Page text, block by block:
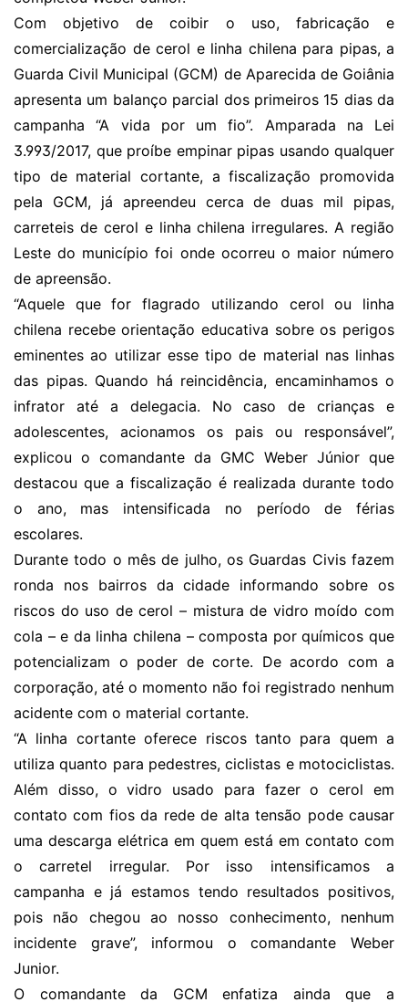
Com objetivo de coibir o uso, fabricação e
comercialização de cerol e linha chilena para pipas, a
Guarda Civil Municipal (GCM) de Aparecida de Goiânia
apresenta um balanço parcial dos primeiros 15 dias da
campanha “A vida por um fio”. Amparada na Lei
3.993/2017, que proíbe empinar pipas usando qualquer
tipo de material cortante, a fiscalização promovida
pela GCM, já apreendeu cerca de duas mil pipas,
carreteis de cerol e linha chilena irregulares. A região
Leste do município foi onde ocorreu o maior número
de apreensão.
“Aquele que for flagrado utilizando cerol ou linha
chilena recebe orientação educativa sobre os perigos
eminentes ao utilizar esse tipo de material nas linhas
das pipas. Quando há reincidência, encaminhamos o
infrator até a delegacia. No caso de crianças e
adolescentes, acionamos os pais ou responsável”,
explicou o comandante da GMC Weber Júnior que
destacou que a fiscalização é realizada durante todo
o ano, mas intensificada no período de férias
escolares.
Durante todo o mês de julho, os Guardas Civis fazem
ronda nos bairros da cidade informando sobre os
riscos do uso de cerol – mistura de vidro moído com
cola – e da linha chilena – composta por químicos que
potencializam o poder de corte. De acordo com a
corporação, até o momento não foi registrado nenhum
acidente com o material cortante.
“A linha cortante oferece riscos tanto para quem a
utiliza quanto para pedestres, ciclistas e motociclistas.
Além disso, o vidro usado para fazer o cerol em
contato com fios da rede de alta tensão pode causar
uma descarga elétrica em quem está em contato com
o carretel irregular. Por isso intensificamos a
campanha e já estamos tendo resultados positivos,
pois não chegou ao nosso conhecimento, nenhum
incidente grave”, informou o comandante Weber
Junior.
O comandante da GCM enfatiza ainda que a